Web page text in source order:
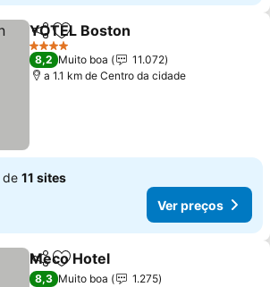
PartilharAdicionar aos favoritos
YOTEL Boston
4 Estrelas
8,2 Muito boa
11.072
a 1.1 km de Centro da cidade
de 11 sites
Ver preços
PartilharAdicionar aos favoritos
Meco Hotel
8,3 Muito boa
1.275